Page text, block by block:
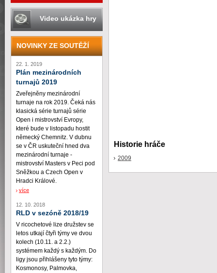
Historie hráče
2009
Video ukázka hry
NOVINKY ZE SOUTĚŽÍ
22. 1. 2019
Plán mezinárodních
turnajů 2019
Zveřejněny mezinárodní
turnaje na rok 2019. Čeká nás
klasická série turnajů série
Open i mistrovství Evropy,
které bude v listopadu hostit
německý Chemnitz. V dubnu
se v ČR uskuteční hned dva
mezinárodní turnaje -
mistrovství Masters v Peci pod
Sněžkou a Czech Open v
Hradci Králové.
více
12. 10. 2018
RLD v sezóně 2018/19
V ricochetové lize družstev se
letos utkají čtyři týmy ve dvou
kolech (10.11. a 2.2.)
systémem každý s každým. Do
ligy jsou přihlášeny tyto týmy:
Kosmonosy, Palmovka,